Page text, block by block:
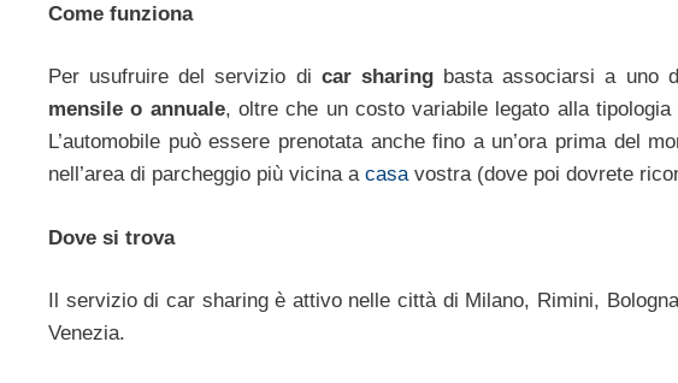
Come funziona
Per usufruire del servizio di car sharingbasta associarsi a uno
mensile o annuale, oltre che un costo variabile legato alla
L’automobile può essere prenotata anche fino a un’ora prima del
nell’area di parcheggio più vicina a casavostra (dove poi dovrete
Dove si trova
Il servizio di car sharing è attivo nelle città di Milano, Rimini,
Venezia.